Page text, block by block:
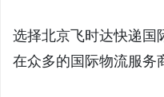
选择北京飞时达快递国
在众多的国际物流服务